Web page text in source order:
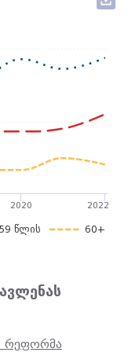
წლის 60+
2020 2022
რეფორმა